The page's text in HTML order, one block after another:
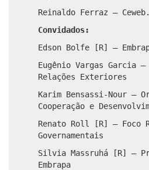
Reinaldo Ferraz –
Convidados:
Edson Bolfe [R] –
Eugênio Vargas Garcia
Relações Exteriores
Karim Bensassi-Nour –
Cooperação e
Renato Roll [R] – Foco
Governamentais
Silvia Massruhá [R] –
Embrapa